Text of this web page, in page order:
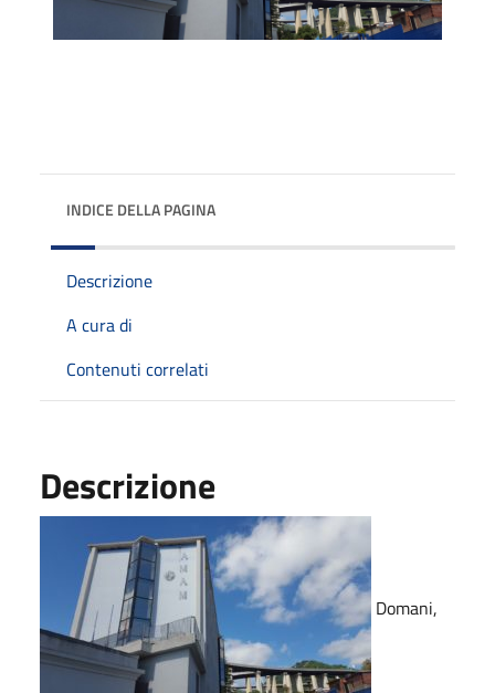
INDICE DELLA PAGINA
Descrizione
A cura di
Contenuti correlati
Descrizione
Domani,